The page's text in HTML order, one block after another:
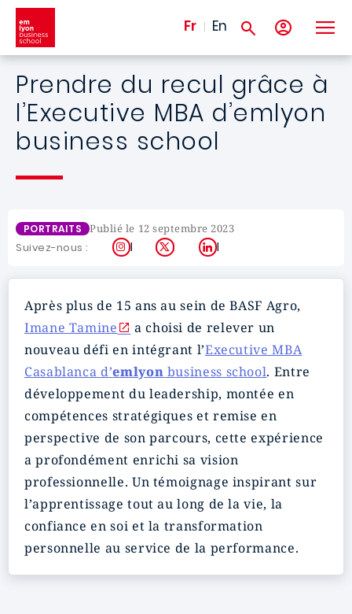
Aller au contenu principal
Fr En
Prendre du recul grâce à
l’Executive MBA d’emlyon
business school
PORTRAITS Publié le 12 septembre 2023
Suivez-nous : Instagram
X LinkedIn
Après plus de 15 ans au sein de BASF Agro,
Imane Tamine
a choisi de relever un
nouveau défi en intégrant l’Executive MBA
Casablanca d’emlyon business school. Entre
développement du leadership, montée en
compétences stratégiques et remise en
perspective de son parcours, cette expérience
a profondément enrichi sa vision
professionnelle. Un témoignage inspirant sur
l’apprentissage tout au long de la vie, la
confiance en soi et la transformation
personnelle au service de la performance.